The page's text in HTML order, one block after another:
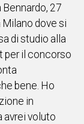
27
Milano dove si
di studio alla
per il concorso
bene. Ho
in
avrei voluto